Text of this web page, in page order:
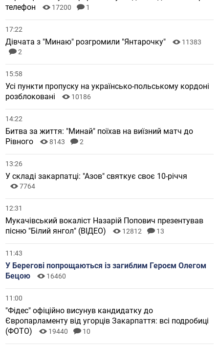
телефон
17200 1
17:22
Дівчата з "Минаю" розгромили "Янтарочку"
11383
2
15:58
Усі пункти пропуску на українсько-польському кордоні
розблоковані
10186
14:22
Битва за життя: "Минай" поїхав на виїзний матч до
Рівного
8143 2
13:26
У складі закарпатці: "Азов" святкує своє 10-річчя
7764
12:31
Мукачівський вокаліст Назарій Попович презентував
пісню "Білий янгол" (ВІДЕО)
12812 13
11:43
У Берегові попрощаються із загиблим Героєм Олегом
Бецою
16460
11:00
"Фідес" офіційно висунув кандидатку до
Європарламенту від угорців Закарпаття: всі подробиці
(ФОТО)
19440 10